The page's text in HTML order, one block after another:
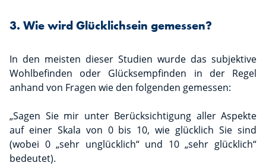
3. Wie wird Glücklichsein gemessen?
In den meisten dieser Studien wurde das subjektive
Wohlbefinden oder Glücksempfinden in der Regel
anhand von Fragen wie den folgenden gemessen:
„Sagen Sie mir unter Berücksichtigung aller Aspekte
auf einer Skala von 0 bis 10, wie glücklich Sie sind
(wobei 0 „sehr unglücklich“ und 10 „sehr glücklich“
bedeutet).